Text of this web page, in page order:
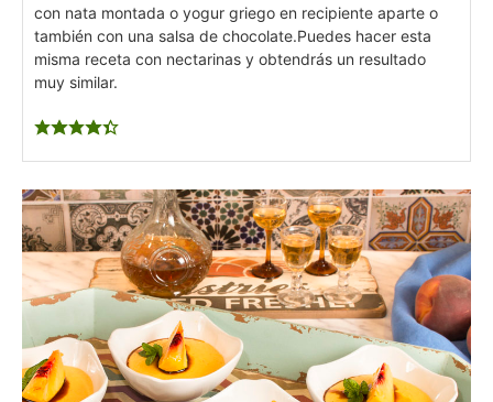
con nata montada o yogur griego en recipiente aparte o
también con una salsa de chocolate.Puedes hacer esta
misma receta con nectarinas y obtendrás un resultado
muy similar.